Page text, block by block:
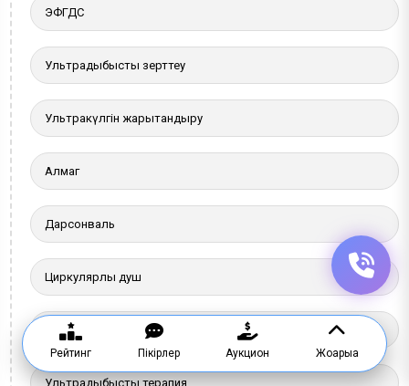
ЭФГДС
Ультрадыбыстық зерттеу
Ультракүлгін жарықтандыру
Алмаг
Дарсонваль
Циркулярлы душ
Джакузи - релакс рахаты
Ультрадыбыстық терапия
Рейтинг Пікірлер Аукцион Жоғарыға